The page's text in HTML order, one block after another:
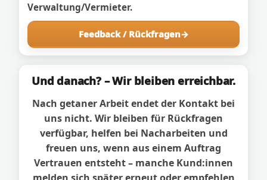
Verwaltung/Vermieter.
Feedback / Rückfragen
Und danach? – Wir bleiben erreichbar.
Nach getaner Arbeit endet der Kontakt bei
uns nicht. Wir bleiben für Rückfragen
verfügbar, helfen bei Nacharbeiten und
freuen uns, wenn aus einem Auftrag
Vertrauen entsteht – manche Kund:innen